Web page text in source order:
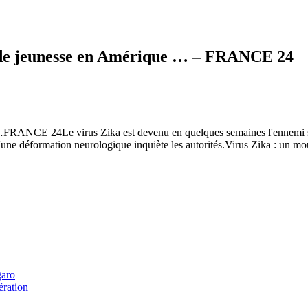
jeunesse en Amérique … – FRANCE 24
24Le virus Zika est devenu en quelques semaines
déformation neurologique inquiète les autorités.Virus Zika : un